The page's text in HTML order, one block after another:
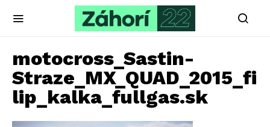
motocross_Sastin-
Straze_MX_QUAD_2015_fi
lip_kalka_fullgas.sk